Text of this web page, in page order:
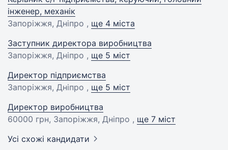
інженер, механік
Запоріжжя, Дніпро , ще 4 міста
Заступник директора виробництва
Запоріжжя, Дніпро , ще 5 міст
Директор підприємства
Запоріжжя, Дніпро , ще 5 міст
Директор виробництва
60000 грн, Запоріжжя, Дніпро , ще 7 міст
Усі схожі кандидати